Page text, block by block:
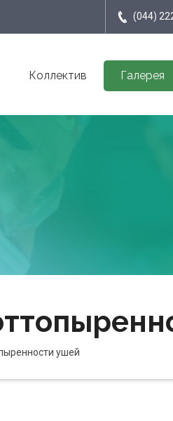
(044)
Коллектив Галерея
ушей